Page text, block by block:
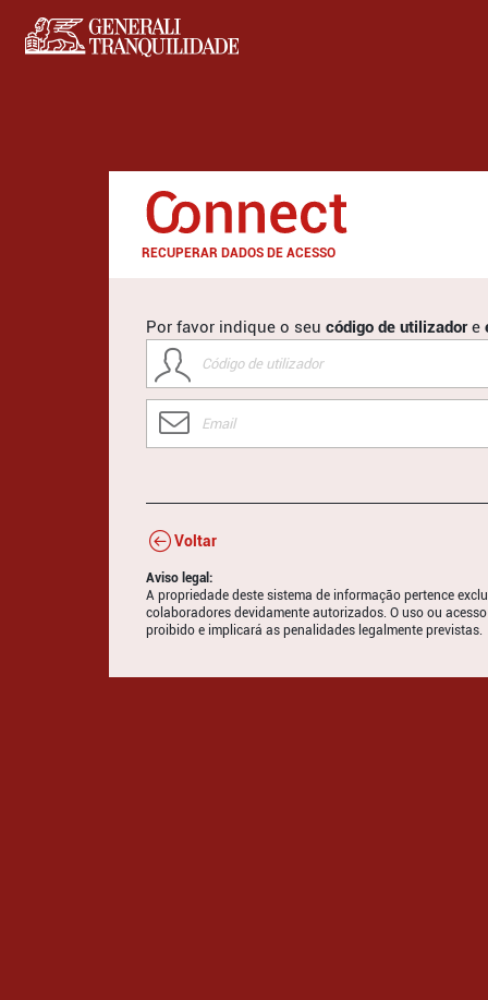
RECUPERAR DADOS DE ACESSO
Por favor indique o seu código de utilizadore
Voltar
Aviso legal:
A propriedade deste sistema de informação pertence
colaboradores devidamente autorizados. O uso ou
proibido e implicará as penalidades legalmente previstas.